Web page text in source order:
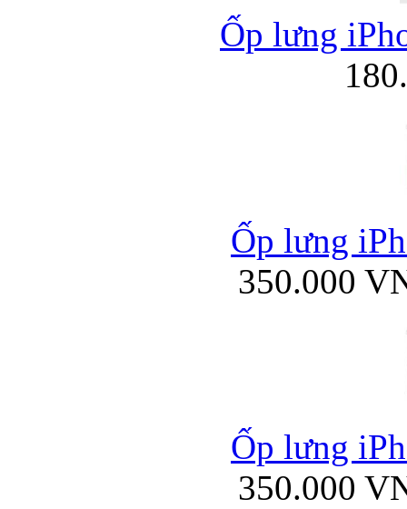
Ốp lưng
Ốp lưng
350.000
Ốp lưng
350.000